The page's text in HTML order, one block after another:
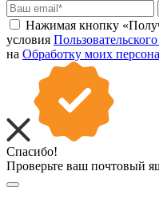
Нажимая кнопку
условия
на Обработку моих
Спасибо!
Проверьте ваш почтовый